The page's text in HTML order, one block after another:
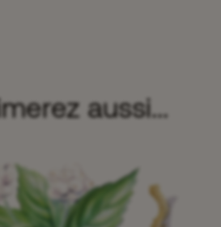
aussi...